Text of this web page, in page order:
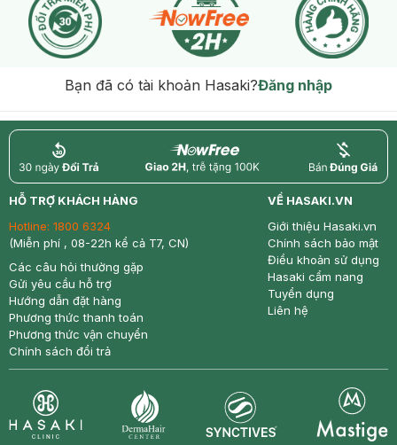
Bạn đã có tài khoản Hasaki?Đăng nhập
return nowfree price
HỖ TRỢ KHÁCH HÀNG
Hotline: 1800 6324
(Miễn phí , 08-22h kể cả T7, CN)
Các câu hỏi thường gặp
Gửi yêu cầu hỗ trợ
Hướng dẫn đặt hàng
Phương thức thanh toán
Phương thức vận chuyển
Chính sách đổi trả
VỀ HASAKI.VN
Giới thiệu Hasaki.vn
Chính sách bảo mật
Điều khoản sử dụng
Hasaki cẩm nang
Tuyển dụng
Liên hệ